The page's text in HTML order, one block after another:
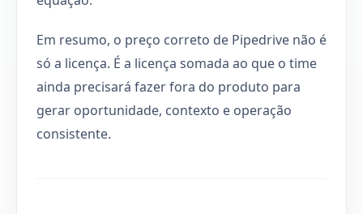
Em resumo, o preço correto de Pipedrive não é
só a licença. É a licença somada ao que o time
ainda precisará fazer fora do produto para
gerar oportunidade, contexto e operação
consistente.